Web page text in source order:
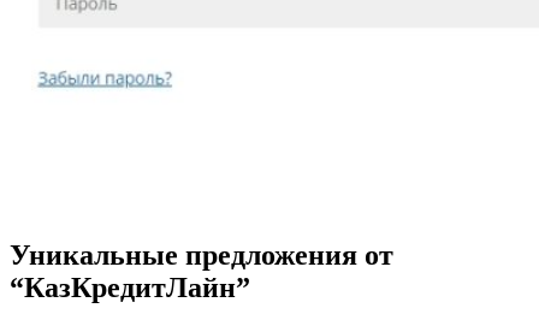
Уникальные предложения от
“КазКредитЛайн”